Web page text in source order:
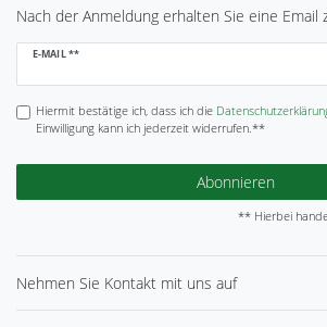
Nach der Anmeldung erhalten Sie eine Email
E-MAIL **
Newsletter
Hiermit bestätige ich, dass ich die
Einwilligung kann ich jederzeit widerrufen.**
Abonnieren
** Hierbei
Nehmen Sie Kontakt mit uns auf